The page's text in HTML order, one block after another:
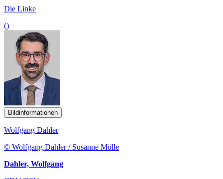
Die Linke
()
Bildinformationen
Wolfgang Dahler
© Wolfgang Dahler / Susanne Mölle
Dahler, Wolfgang